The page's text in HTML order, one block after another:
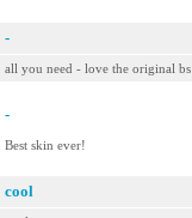
-
all you need - love the original
-
Best skin ever!
cool